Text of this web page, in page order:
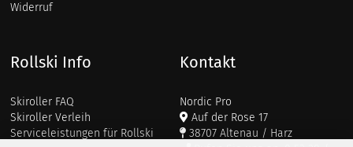
Widerruf
Rollski Info
Skiroller FAQ
Skiroller Verleih
Serviceleistungen für Rollski
Kontakt
Nordic Pro
Auf der Rose 17
38707 Altenau / Harz